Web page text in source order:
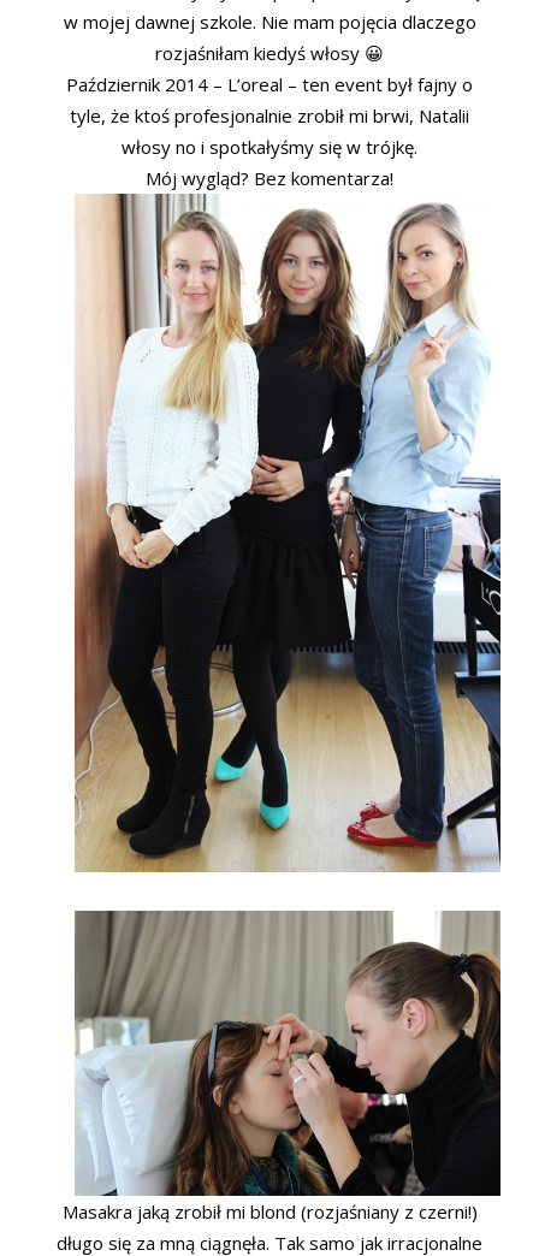
w mojej dawnej szkole. Nie mam pojęcia dlaczego
rozjaśniłam kiedyś włosy 😀
Październik 2014 – L’oreal – ten event był fajny o
tyle, że ktoś profesjonalnie zrobił mi brwi, Natalii
włosy no i spotkałyśmy się w trójkę.
Mój wygląd? Bez komentarza!
Masakra jaką zrobił mi blond (rozjaśniany z czerni!)
długo się za mną ciągnęła. Tak samo jak irracjonalne